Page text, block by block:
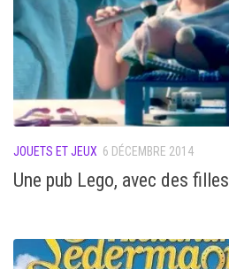
JOUETS ET JEUX 6 DÉCEMBRE 2014
Une pub Lego, avec des filles